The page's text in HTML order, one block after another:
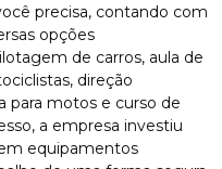
precisa, contando com
opções
de carros, aula de
direção
para motos e curso de
a empresa investiu
equipamentos